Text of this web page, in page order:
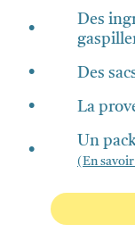
•
Des
•
Des
•
La
•
Un
(En